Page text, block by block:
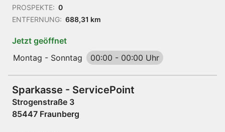
PROSPEKTE: 0
ENTFERNUNG: 688,31 km
Jetzt geöffnet
Montag - Sonntag
00:00 - 00:00 Uhr
Sparkasse - ServicePoint
Strogenstraße 3
85447 Fraunberg